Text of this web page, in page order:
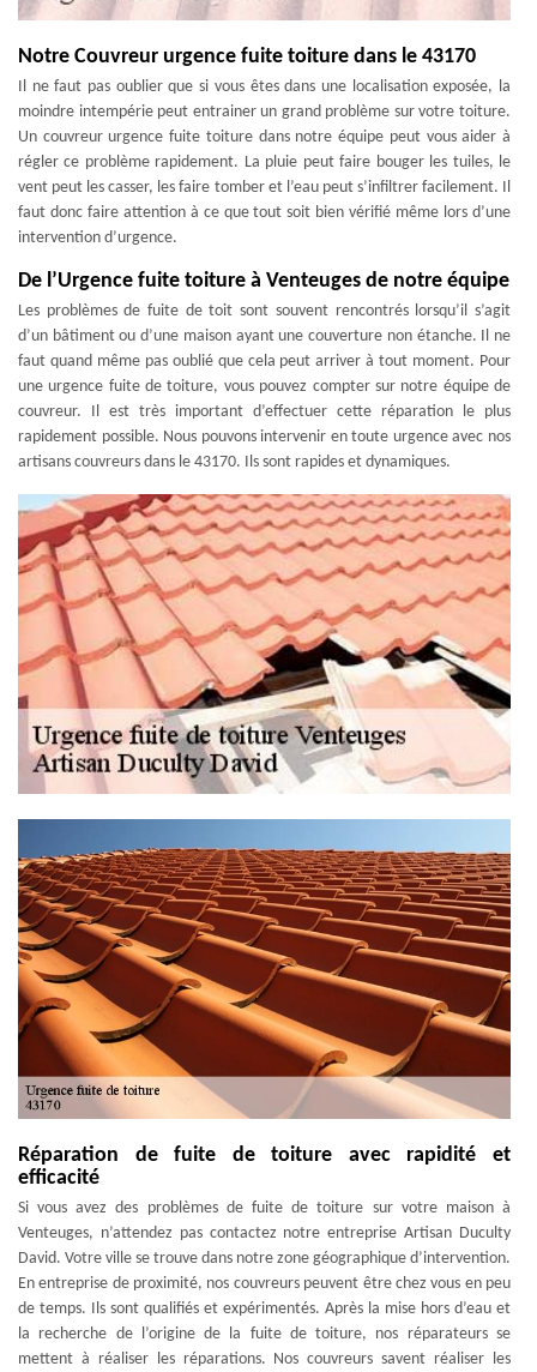
Notre Couvreur urgence fuite toiture dans le 43170
Il ne faut pas oublier que si vous êtes dans une localisation exposée, la
moindre intempérie peut entrainer un grand problème sur votre toiture.
Un couvreur urgence fuite toiture dans notre équipe peut vous aider à
régler ce problème rapidement. La pluie peut faire bouger les tuiles, le
vent peut les casser, les faire tomber et l’eau peut s’infiltrer facilement. Il
faut donc faire attention à ce que tout soit bien vérifié même lors d’une
intervention d’urgence.
De l’Urgence fuite toiture à Venteuges de notre équipe
Les problèmes de fuite de toit sont souvent rencontrés lorsqu’il s’agit
d’un bâtiment ou d’une maison ayant une couverture non étanche. Il ne
faut quand même pas oublié que cela peut arriver à tout moment. Pour
une urgence fuite de toiture, vous pouvez compter sur notre équipe de
couvreur. Il est très important d’effectuer cette réparation le plus
rapidement possible. Nous pouvons intervenir en toute urgence avec nos
artisans couvreurs dans le 43170. Ils sont rapides et dynamiques.
Réparation de fuite de toiture avec rapidité et
efficacité
Si vous avez des problèmes de fuite de toiture sur votre maison à
Venteuges, n’attendez pas contactez notre entreprise Artisan Duculty
David. Votre ville se trouve dans notre zone géographique d’intervention.
En entreprise de proximité, nos couvreurs peuvent être chez vous en peu
de temps. Ils sont qualifiés et expérimentés. Après la mise hors d’eau et
la recherche de l’origine de la fuite de toiture, nos réparateurs se
mettent à réaliser les réparations. Nos couvreurs savent réaliser les